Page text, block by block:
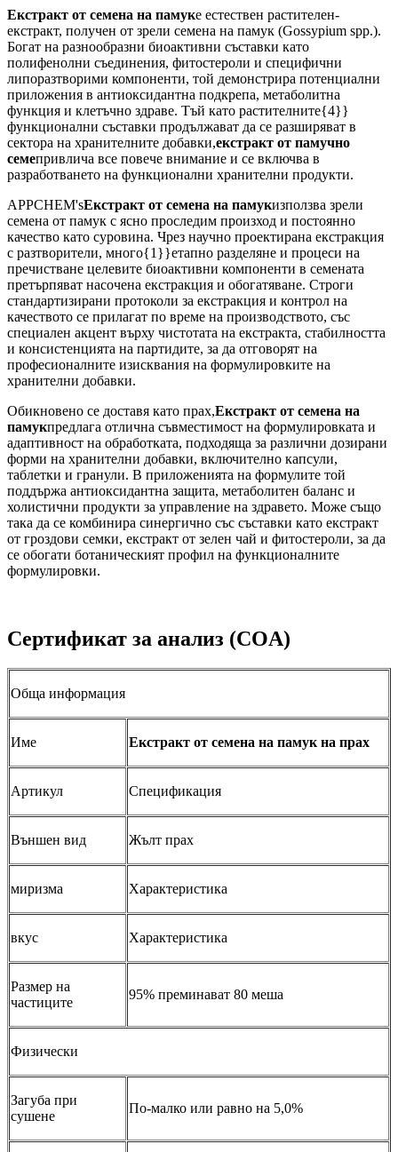
Екстракт от семена на памуке естествен растителен-
екстракт, получен от зрели семена на памук (Gossypium spp.).
Богат на разнообразни биоактивни съставки като
полифенолни съединения, фитостероли и специфични
липоразтворими компоненти, той демонстрира потенциални
приложения в антиоксидантна подкрепа, метаболитна
функция и клетъчно здраве. Тъй като растителните{4}}
функционални съставки продължават да се разширяват в
сектора на хранителните добавки,екстракт от памучно
семепривлича все повече внимание и се включва в
разработването на функционални хранителни продукти.
APPCHEM'sЕкстракт от семена на памукизползва зрели
семена от памук с ясно проследим произход и постоянно
качество като суровина. Чрез научно проектирана екстракция
с разтворители, много{1}}етапно разделяне и процеси на
пречистване целевите биоактивни компоненти в семената
претърпяват насочена екстракция и обогатяване. Строги
стандартизирани протоколи за екстракция и контрол на
качеството се прилагат по време на производството, със
специален акцент върху чистотата на екстракта, стабилността
и консистенцията на партидите, за да отговорят на
професионалните изисквания на формулировките на
хранителни добавки.
Обикновено се доставя като прах,Екстракт от семена на
памукпредлага отлична съвместимост на формулировката и
адаптивност на обработката, подходяща за различни дозирани
форми на хранителни добавки, включително капсули,
таблетки и гранули. В приложенията на формулите той
поддържа антиоксидантна защита, метаболитен баланс и
холистични продукти за управление на здравето. Може също
така да се комбинира синергично със съставки като екстракт
от гроздови семки, екстракт от зелен чай и фитостероли, за да
се обогати ботаническият профил на функционалните
формулировки.
Сертификат за анализ (COA)
Обща информация
Име Екстракт от семена на памук на прах
Артикул Спецификация
Външен вид Жълт прах
миризма Характеристика
вкус Характеристика
Размер на
частиците
95% преминават 80 меша
Физически
Загуба при
сушене
По-малко или равно на 5,0%